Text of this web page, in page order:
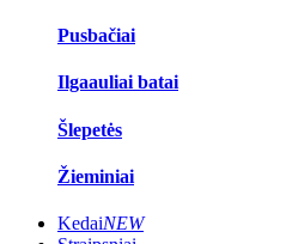
Pusbačiai
Ilgaauliai batai
Šlepetės
Žieminiai
KedaiNEW